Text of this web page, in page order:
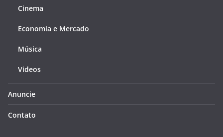
Cinema
Economia e Mercado
Música
Videos
Anuncie
Contato